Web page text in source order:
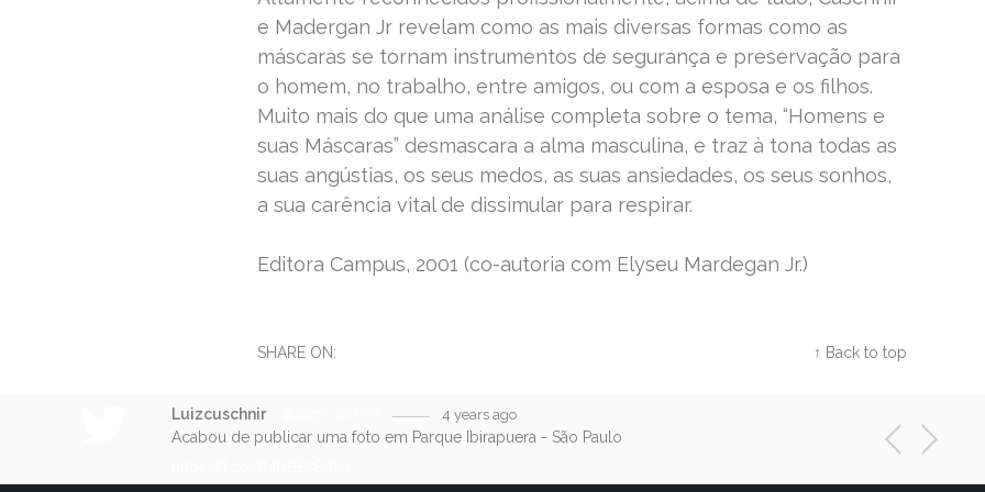
e Madergan Jr revelam como as mais diversas formas como as
máscaras se tornam instrumentos de segurança e preservação para
o homem, no trabalho, entre amigos, ou com a esposa e os filhos.
Muito mais do que uma análise completa sobre o tema, “Homens e
suas Máscaras” desmascara a alma masculina, e traz à tona todas as
suas angústias, os seus medos, as suas ansiedades, os seus sonhos,
a sua carência vital de dissimular para respirar.
Editora Campus, 2001 (co-autoria com Elyseu Mardegan Jr.)
SHARE ON: ↑ Back to top
Luizcuschnir 4 years ago
Acabou de publicar uma foto em Parque Ibirapuera - São Paulo
P
v N
e
x
t